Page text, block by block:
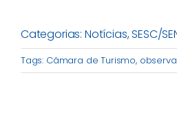
Categorias: Notícias,SESC/
Tags: Câmara de Turismo,